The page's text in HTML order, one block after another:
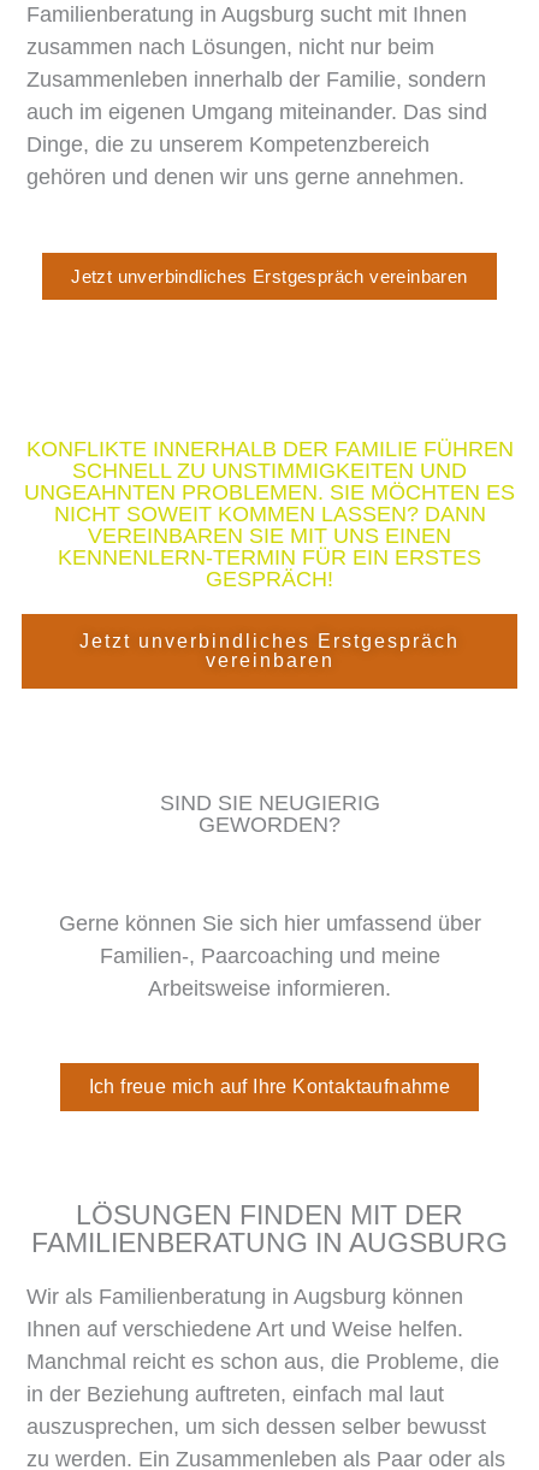
Familienberatung in Augsburg sucht mit Ihnen
zusammen nach Lösungen, nicht nur beim
Zusammenleben innerhalb der Familie, sondern
auch im eigenen Umgang miteinander. Das sind
Dinge, die zu unserem Kompetenzbereich
gehören und denen wir uns gerne annehmen.
Jetzt unverbindliches Erstgespräch vereinbaren
KONFLIKTE INNERHALB DER FAMILIE FÜHREN
SCHNELL ZU UNSTIMMIGKEITEN UND
UNGEAHNTEN PROBLEMEN. SIE MÖCHTEN ES
NICHT SOWEIT KOMMEN LASSEN? DANN
VEREINBAREN SIE MIT UNS EINEN
KENNENLERN-TERMIN FÜR EIN ERSTES
GESPRÄCH!
Jetzt unverbindliches Erstgespräch
vereinbaren
SIND SIE NEUGIERIG
GEWORDEN?
Gerne können Sie sich hier umfassend über
Familien-, Paarcoaching und meine
Arbeitsweise informieren.
Ich freue mich auf Ihre Kontaktaufnahme
LÖSUNGEN FINDEN MIT DER
FAMILIENBERATUNG IN AUGSBURG
Wir als Familienberatung in Augsburg können
Ihnen auf verschiedene Art und Weise helfen.
Manchmal reicht es schon aus, die Probleme, die
in der Beziehung auftreten, einfach mal laut
auszusprechen, um sich dessen selber bewusst
zu werden. Ein Zusammenleben als Paar oder als